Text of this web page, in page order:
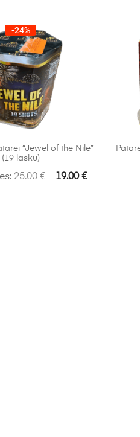
-24%
“Jewel of the Nile”
(19 lasku)
25.00€ 19.00€